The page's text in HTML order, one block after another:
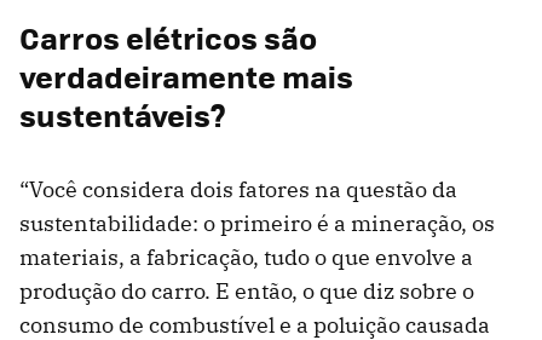
Carros elétricos são
verdadeiramente mais
sustentáveis?
“Você considera dois fatores na questão da
sustentabilidade: o primeiro é a mineração, os
materiais, a fabricação, tudo o que envolve a
produção do carro. E então, o que diz sobre o
consumo de combustível e a poluição causada